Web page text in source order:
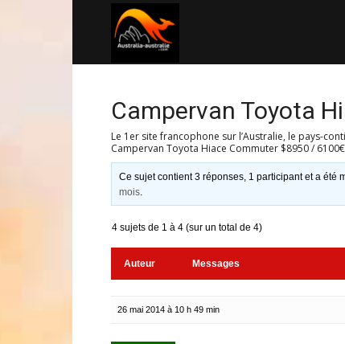
Campervan Toyota
Le 1er site francophone sur l’Australie, le pays-
Campervan Toyota Hiace Commuter $8950 / 6100€
Ce sujet contient 3 réponses, 1 participant et a été
mois.
4 sujets de 1 à 4 (sur un total de 4)
Auteur Messages
26 mai 2014 à 10 h 49 min